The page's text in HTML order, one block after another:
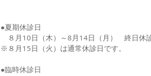
●夏期休診日
８月10日（木）～8月14日（月）　終日休
※８月15日（火）は通常休診日です。
●臨時休診日